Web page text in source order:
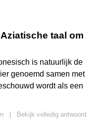
taal om
is natuurlijk de
genoemd samen met
wordt als een
Bekijk volledig antwoord